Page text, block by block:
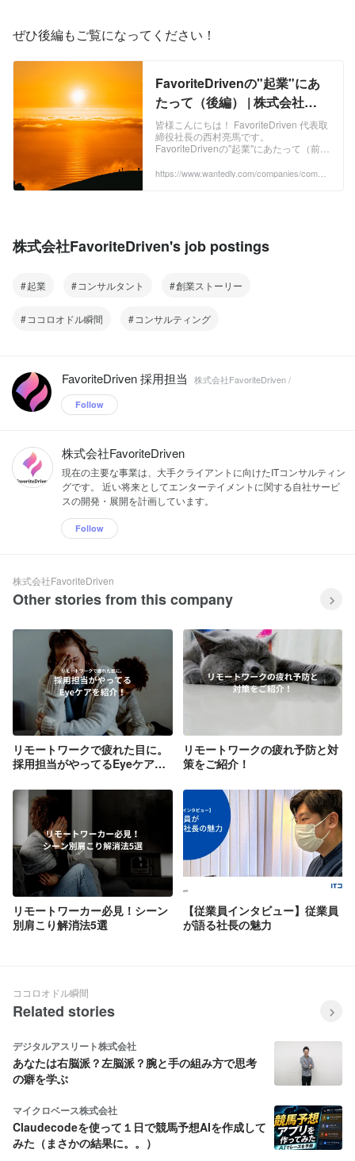
ぜひ後編もご覧になってください！
FavoriteDrivenの"起業"にあ
たって（後編） | 株式会社
FavoriteDriven
皆様こんにちは！ FavoriteDriven 代表取
締役社長の西村亮馬です。
FavoriteDrivenの"起業"にあたって（前
るまでのことをお話いたしました。 後編
https://www.wantedly.com/companies/compa
株式会社FavoriteDriven's job postings
起業 コンサルタント 創業ストーリー
ココロオドル瞬間 コンサルティング
FavoriteDriven 採用担当 株式会社FavoriteDriven /
Follow
株式会社FavoriteDriven
現在の主要な事業は、大手クライアントに向けたITコンサルティン
グです。 近い将来としてエンターテイメントに関する自社サービ
スの開発・展開を計画しています。
Follow
株式会社FavoriteDriven
Other stories from this company
リモートワークで疲れた目に。
採用担当がやってるEyeケアを
リモートワークの疲れ予防と対
策をご紹介！
リモートワーカー必見！シーン
別肩こり解消法5選
【従業員インタビュー】従業員
が語る社長の魅力
ココロオドル瞬間
Related stories
デジタルアスリート株式会社
あなたは右脳派？左脳派？腕と手の組み方で思考
の癖を学ぶ
マイクロベース株式会社
Claudecodeを使って１日で競馬予想AIを作成して
みた（まさかの結果に。。）